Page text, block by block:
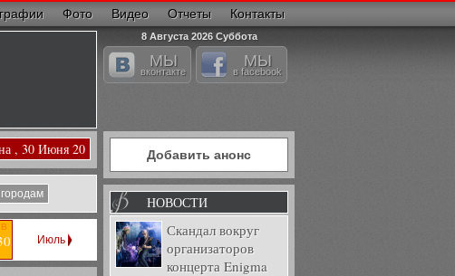
Фото Видео Отчеты Контакты
8 Августа 2026 Суббота
МЫ
вконтакте
МЫ
в facebook
, 30 Июня 20
В
Июль
Добавить анонс
НОВОСТИ
Скандал вокруг
организаторов
концерта Enigma